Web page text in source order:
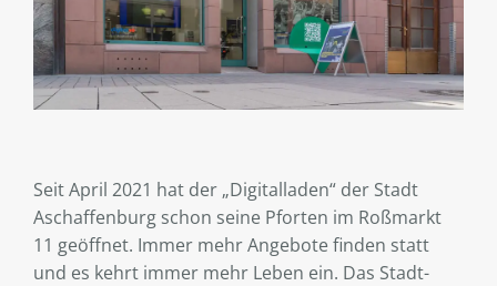
Seit April 2021 hat der „Digitalladen“ der Stadt
Aschaffenburg schon seine Pforten im Roßmarkt
11 geöffnet. Immer mehr Angebote finden statt
und es kehrt immer mehr Leben ein. Das Stadt-